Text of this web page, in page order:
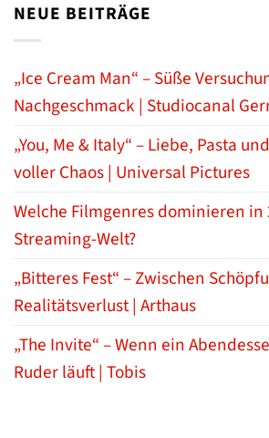
NEUE BEITRÄGE
„Ice Cream Man“ – Süße
Nachgeschmack | Studiocanal
„You, Me & Italy“ – Liebe, Pasta
voller Chaos | Universal Pictures
Welche Filmgenres dominieren in
Streaming-Welt?
„Bitteres Fest“ – Zwischen
Realitätsverlust | Arthaus
„The Invite“ – Wenn ein
Ruder läuft | Tobis